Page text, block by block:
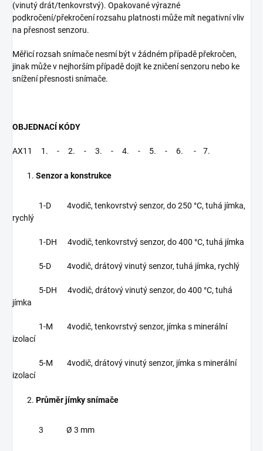
(vinutý drát/tenkovrstvý). Opakované výrazné
podkročení/překročení rozsahu platnosti může mít negativní vliv
na přesnost senzoru.
Měřicí rozsah snímače nesmí být v žádném případě překročen,
jinak může v nejhorším případě dojít ke zničení senzoru nebo ke
snížení přesnosti snímače.
OBJEDNACÍ KÓDY
AX11 1. - 2. - 3. - 4. - 5. - 6. - 7.
Senzor a konstrukce
1-D 4vodič, tenkovrstvý senzor, do 250 °C, tuhá jímka,
rychlý
1-DH 4vodič, tenkovrstvý senzor, do 400 °C, tuhá jímka
5-D 4vodič, drátový vinutý senzor, tuhá jímka, rychlý
5-DH 4vodič, drátový vinutý senzor, do 400 °C, tuhá
jímka
1-M 4vodič, tenkovrstvý senzor, jímka s minerální
izolací
5-M 4vodič, drátový vinutý senzor, jímka s minerální
izolací
Průměr jímky snímače
3 Ø 3 mm